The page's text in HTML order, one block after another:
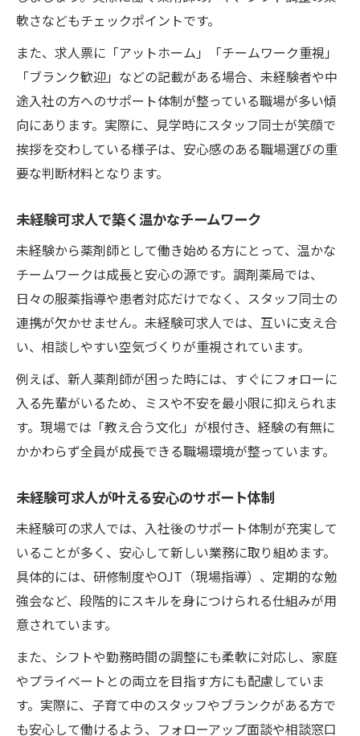
軟さなどもチェックポイントです。
また、求人票に「アットホーム」「チームワーク重視」
「ブランク歓迎」などの記載がある場合、未経験者や中
途入社の方へのサポート体制が整っている職場が多い傾
向にあります。実際に、見学時にスタッフ同士が笑顔で
挨拶を交わしている様子は、安心感のある職場選びの重
要な判断材料となります。
未経験可求人で築く温かなチームワーク
未経験から薬剤師として働き始める方にとって、温かな
チームワークは成長と安心の源です。調剤薬局では、
日々の服薬指導や患者対応だけでなく、スタッフ同士の
連携が欠かせません。未経験可求人では、互いに支え合
い、相談しやすい空気づくりが重視されています。
例えば、新人薬剤師が困った時には、すぐにフォローに
入る先輩がいるため、ミスや不安を最小限に抑えられま
す。現場では「教え合う文化」が根付き、経験の有無に
かかわらず全員が成長できる職場環境が整っています。
未経験可求人が叶える安心のサポート体制
未経験可の求人では、入社後のサポート体制が充実して
いることが多く、安心して新しい業務に取り組めます。
具体的には、研修制度やOJT（現場指導）、定期的な勉
強会など、段階的にスキルを身につけられる仕組みが用
意されています。
また、シフトや勤務時間の調整にも柔軟に対応し、家庭
やプライベートとの両立を目指す方にも配慮していま
す。実際に、子育て中のスタッフやブランクがある方で
も安心して働けるよう、フォローアップ面談や相談窓口